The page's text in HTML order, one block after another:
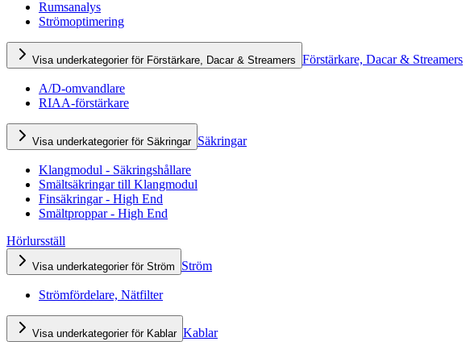
Rumsanalys
Strömoptimering
Visa underkategorier för Förstärkare, Dacar & Streamers Förstärkare, Dacar & Streamers
A/D-omvandlare
RIAA-förstärkare
Visa underkategorier för Säkringar Säkringar
Klangmodul - Säkringshållare
Smältsäkringar till Klangmodul
Finsäkringar - High End
Smältproppar - High End
Hörlursställ
Visa underkategorier för Ström Ström
Strömfördelare, Nätfilter
Visa underkategorier för Kablar Kablar